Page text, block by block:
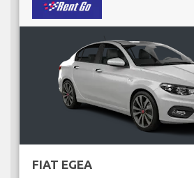
FIAT EGEA